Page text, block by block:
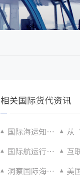
相关国际货代资讯
国际海运知识产权保护新规：侵权货物查扣流程
从“一带
国际航运行业人才培训和发展趋势
互联网+
洞察国际海运市场动态走势，看看海运业在全球贸易中发挥的重要作用
美国石油天然气